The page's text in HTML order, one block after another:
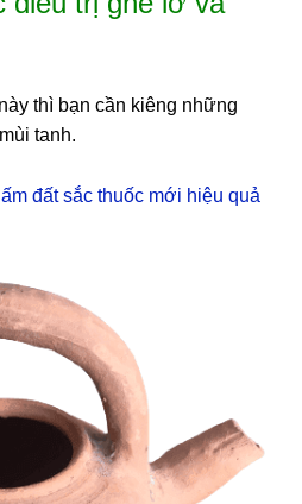
thì bạn cần kiêng những
tanh.
đất sắc thuốc mới hiệu quả